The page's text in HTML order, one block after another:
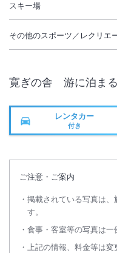
スキー場
その他のスポーツ／レクリエ
寛ぎの舎 游に泊ま
レンタカー
付き
ご注意・ご案内
掲載されている写真は
す。
食事・客室等の写真は一
上記の情報、料金等は